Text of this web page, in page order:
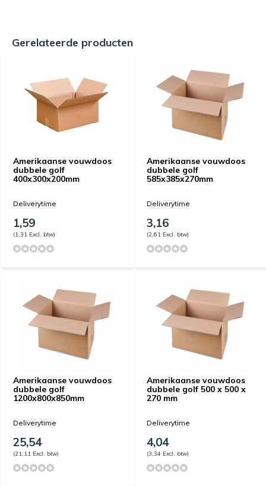
Gerelateerde producten
Amerikaanse vouwdoos
dubbele golf
400x300x200mm
Deliverytime
1,59
(1,31 Excl. btw)
Amerikaanse vouwdoos
dubbele golf
585x385x270mm
Deliverytime
3,16
(2,61 Excl. btw)
Amerikaanse vouwdoos
dubbele golf
1200x800x850mm
Deliverytime
25,54
(21,11 Excl. btw)
Amerikaanse vouwdoos
dubbele golf 500 x 500 x
270 mm
Deliverytime
4,04
(3,34 Excl. btw)